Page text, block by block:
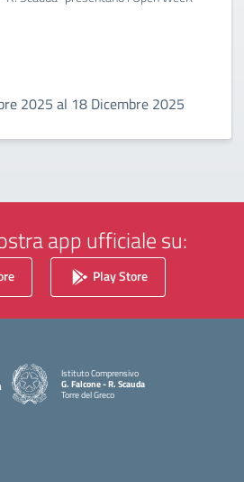
2025 al 18 Dicembre 2025
app ufficiale su:
Play Store
Istituto Comprensivo
G. Falcone - R. Scauda
Torre del Greco